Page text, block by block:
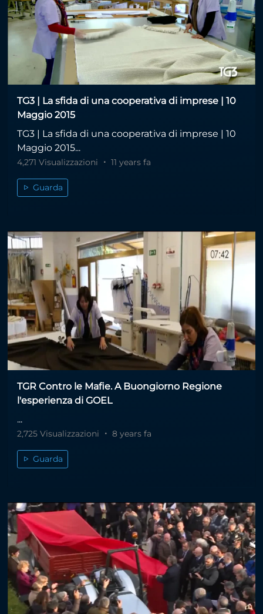
TG3 | La sfida di una cooperativa di imprese | 10
Maggio 2015
TG3 | La sfida di una cooperativa di imprese | 10
Maggio 2015...
4,271 Visualizzazioni 11 years fa
Guarda
TGR Contro le Mafie. A Buongiorno Regione
l'esperienza di GOEL
...
2,725 Visualizzazioni 8 years fa
Guarda